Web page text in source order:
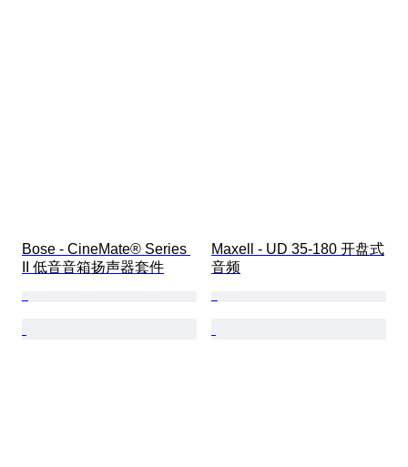
Bose - CineMate® Series
II 低音音箱扬声器套件
Maxell - UD 35-180 开盘式
音频